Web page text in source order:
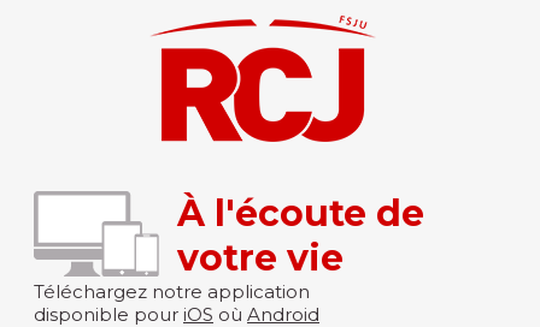
À l'écoute de
votre vie
Téléchargez notre application
disponible pour iOS où Android